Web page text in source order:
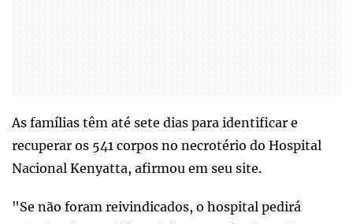
As famílias têm até sete dias para identificar e
recuperar os 541 corpos no necrotério do Hospital
Nacional Kenyatta, afirmou em seu site.
"Se não foram reivindicados, o hospital pedirá